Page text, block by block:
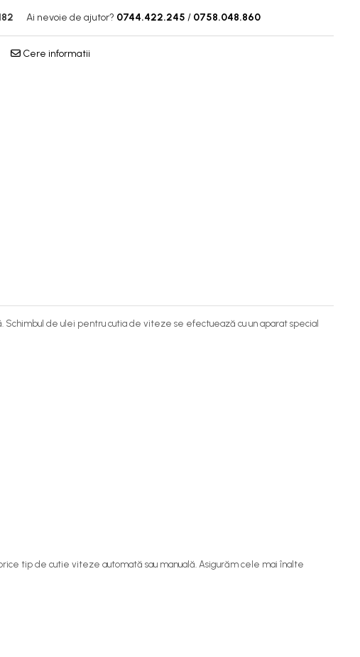
Ai nevoie de ajutor? 0744.422.245 / 0758.048.860
Cere informatii
Schimbul de ulei pentru cutia de viteze se efectuează cu un aparat special
tip de cutie viteze automată sau manuală. Asigurăm cele mai înalte